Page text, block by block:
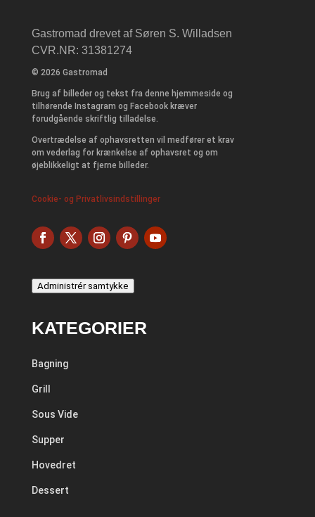
Gastromad drevet af Søren S. Willadsen
CVR.NR: 31381274
© 2026 Gastromad
Brug af billeder og tekst fra denne hjemmeside og
tilhørende Instagram og Facebook kræver
forudgående skriftlig tilladelse.
Overtrædelse af ophavsretten vil medfører et krav
om vederlag for krænkelse af ophavsret og om
øjeblikkeligt at fjerne billeder.
Cookie- og Privatlivsindstillinger
Administrér samtykke
KATEGORIER
Bagning
Grill
Sous Vide
Supper
Hovedret
Dessert